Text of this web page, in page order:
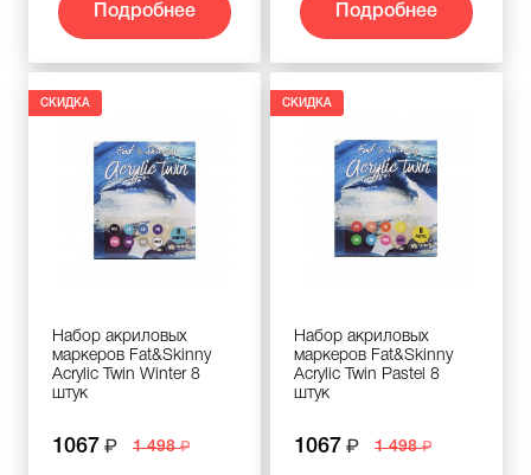
Подробнее Подробнее
СКИДКА
Набор акриловых
маркеров Fat&Skinny
Acrylic Twin Winter 8
штук
1067 1 498
СКИДКА
Набор акриловых
маркеров Fat&Skinny
Acrylic Twin Pastel 8
штук
1067 1 498